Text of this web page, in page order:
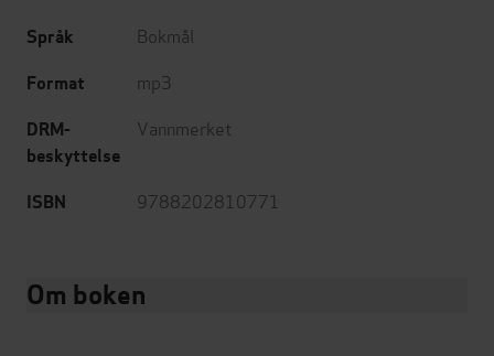
Språk Bokmål
Format mp3
DRM-
beskyttelse
Vannmerket
ISBN 9788202810771
Om boken